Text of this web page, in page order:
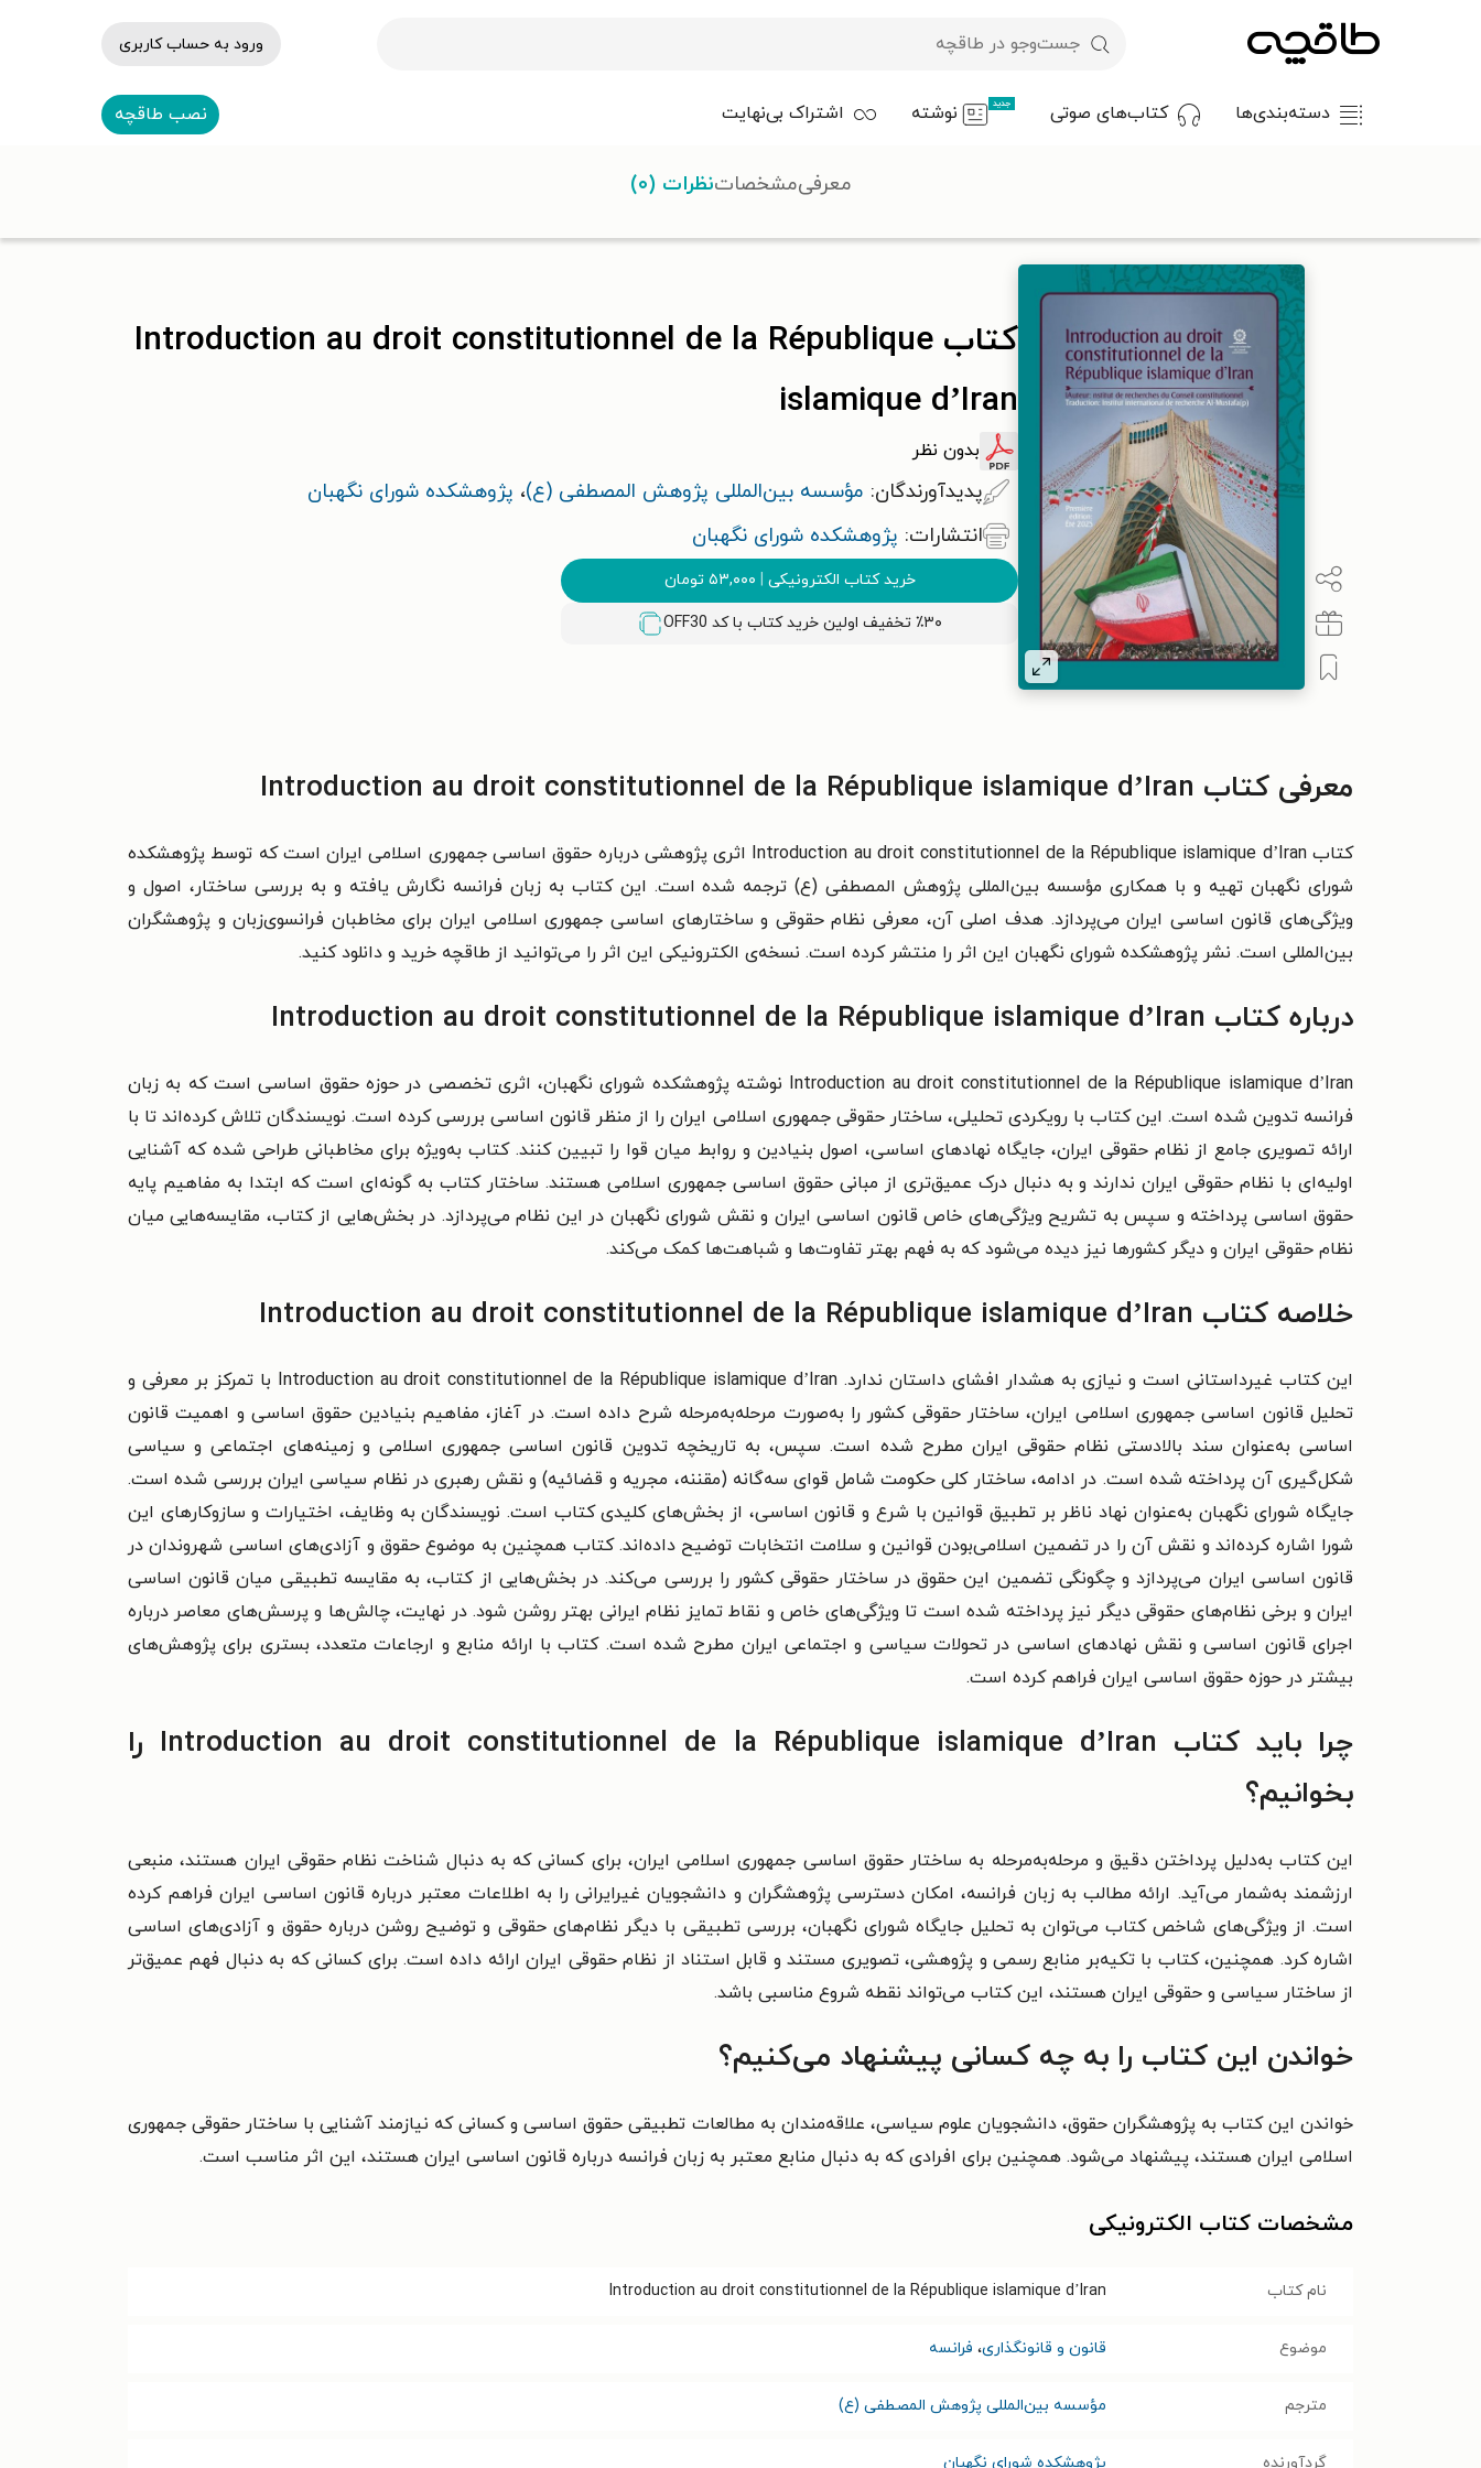
ورود به حساب کاربری
دسته‌بندی‌ها کتاب‌های صوتی جدید نوشته اشتراک بی‌نهایت نصب طاقچه
کتاب Introduction au droit constitutionnel de la République
islamique d’Iran
بدون نظر
پدیدآورندگان: مؤسسه بین‌المللی پژوهش المصطفی (ع)، پژوهشکده شورای نگهبان
انتشارات: پژوهشکده شورای نگهبان
خرید کتاب الکترونیکی ۵۳,۰۰۰ تومان
٪۳۰ تخفیف اولین خرید کتاب با کد OFF30
معرفیمشخصاتنظرات (۰)
معرفی کتاب Introduction au droit constitutionnel de la République islamique d’Iran
کتاب Introduction au droit constitutionnel de la République islamique d’Iran اثری پژوهشی درباره حقوق اساسی جمهوری اسلامی ایران است که توسط پژوهشکده
شورای نگهبان تهیه و با همکاری مؤسسه بین‌المللی پژوهش المصطفی (ع) ترجمه شده است. این کتاب به زبان فرانسه نگارش یافته و به بررسی ساختار، اصول و
ویژگی‌های قانون اساسی ایران می‌پردازد. هدف اصلی آن، معرفی نظام حقوقی و ساختارهای اساسی جمهوری اسلامی ایران برای مخاطبان فرانسوی‌زبان و پژوهشگران
بین‌المللی است. نشر پژوهشکده شورای نگهبان این اثر را منتشر کرده است. نسخه‌ی الکترونیکی این اثر را می‌توانید از طاقچه خرید و دانلود کنید.
درباره کتاب Introduction au droit constitutionnel de la République islamique d’Iran
Introduction au droit constitutionnel de la République islamique d’Iran نوشته پژوهشکده شورای نگهبان، اثری تخصصی در حوزه حقوق اساسی است که به زبان
فرانسه تدوین شده است. این کتاب با رویکردی تحلیلی، ساختار حقوقی جمهوری اسلامی ایران را از منظر قانون اساسی بررسی کرده است. نویسندگان تلاش کرده‌اند تا با
ارائه تصویری جامع از نظام حقوقی ایران، جایگاه نهادهای اساسی، اصول بنیادین و روابط میان قوا را تبیین کنند. کتاب به‌ویژه برای مخاطبانی طراحی شده که آشنایی
اولیه‌ای با نظام حقوقی ایران ندارند و به دنبال درک عمیق‌تری از مبانی حقوق اساسی جمهوری اسلامی هستند. ساختار کتاب به گونه‌ای است که ابتدا به مفاهیم پایه
حقوق اساسی پرداخته و سپس به تشریح ویژگی‌های خاص قانون اساسی ایران و نقش شورای نگهبان در این نظام می‌پردازد. در بخش‌هایی از کتاب، مقایسه‌هایی میان
نظام حقوقی ایران و دیگر کشورها نیز دیده می‌شود که به فهم بهتر تفاوت‌ها و شباهت‌ها کمک می‌کند.
خلاصه کتاب Introduction au droit constitutionnel de la République islamique d’Iran
این کتاب غیرداستانی است و نیازی به هشدار افشای داستان ندارد. Introduction au droit constitutionnel de la République islamique d’Iran با تمرکز بر معرفی و
تحلیل قانون اساسی جمهوری اسلامی ایران، ساختار حقوقی کشور را به‌صورت مرحله‌به‌مرحله شرح داده است. در آغاز، مفاهیم بنیادین حقوق اساسی و اهمیت قانون
اساسی به‌عنوان سند بالادستی نظام حقوقی ایران مطرح شده است. سپس، به تاریخچه تدوین قانون اساسی جمهوری اسلامی و زمینه‌های اجتماعی و سیاسی
شکل‌گیری آن پرداخته شده است. در ادامه، ساختار کلی حکومت شامل قوای سه‌گانه (مقننه، مجریه و قضائیه) و نقش رهبری در نظام سیاسی ایران بررسی شده است.
جایگاه شورای نگهبان به‌عنوان نهاد ناظر بر تطبیق قوانین با شرع و قانون اساسی، از بخش‌های کلیدی کتاب است. نویسندگان به وظایف، اختیارات و سازوکارهای این
شورا اشاره کرده‌اند و نقش آن را در تضمین اسلامی‌بودن قوانین و سلامت انتخابات توضیح داده‌اند. کتاب همچنین به موضوع حقوق و آزادی‌های اساسی شهروندان در
قانون اساسی ایران می‌پردازد و چگونگی تضمین این حقوق در ساختار حقوقی کشور را بررسی می‌کند. در بخش‌هایی از کتاب، به مقایسه تطبیقی میان قانون اساسی
ایران و برخی نظام‌های حقوقی دیگر نیز پرداخته شده است تا ویژگی‌های خاص و نقاط تمایز نظام ایرانی بهتر روشن شود. در نهایت، چالش‌ها و پرسش‌های معاصر درباره
اجرای قانون اساسی و نقش نهادهای اساسی در تحولات سیاسی و اجتماعی ایران مطرح شده است. کتاب با ارائه منابع و ارجاعات متعدد، بستری برای پژوهش‌های
بیشتر در حوزه حقوق اساسی ایران فراهم کرده است.
چرا باید کتاب Introduction au droit constitutionnel de la République islamique d’Iran را
بخوانیم؟
این کتاب به‌دلیل پرداختن دقیق و مرحله‌به‌مرحله به ساختار حقوق اساسی جمهوری اسلامی ایران، برای کسانی که به دنبال شناخت نظام حقوقی ایران هستند، منبعی
ارزشمند به‌شمار می‌آید. ارائه مطالب به زبان فرانسه، امکان دسترسی پژوهشگران و دانشجویان غیرایرانی را به اطلاعات معتبر درباره قانون اساسی ایران فراهم کرده
است. از ویژگی‌های شاخص کتاب می‌توان به تحلیل جایگاه شورای نگهبان، بررسی تطبیقی با دیگر نظام‌های حقوقی و توضیح روشن درباره حقوق و آزادی‌های اساسی
اشاره کرد. همچنین، کتاب با تکیه‌بر منابع رسمی و پژوهشی، تصویری مستند و قابل استناد از نظام حقوقی ایران ارائه داده است. برای کسانی که به دنبال فهم عمیق‌تر
از ساختار سیاسی و حقوقی ایران هستند، این کتاب می‌تواند نقطه شروع مناسبی باشد.
خواندن این کتاب را به چه کسانی پیشنهاد می‌کنیم؟
خواندن این کتاب به پژوهشگران حقوق، دانشجویان علوم سیاسی، علاقه‌مندان به مطالعات تطبیقی حقوق اساسی و کسانی که نیازمند آشنایی با ساختار حقوقی جمهوری
اسلامی ایران هستند، پیشنهاد می‌شود. همچنین برای افرادی که به دنبال منابع معتبر به زبان فرانسه درباره قانون اساسی ایران هستند، این اثر مناسب است.
مشخصات کتاب الکترونیکی
نام کتاب Introduction au droit constitutionnel de la République islamique d’Iran
موضوع قانون و قانونگذاری، فرانسه
مترجم مؤسسه بین‌المللی پژوهش المصطفی (ع)
گردآورنده پژوهشکده شورای نگهبان